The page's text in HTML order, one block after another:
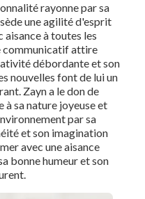
rayonne par sa
une agilité d'esprit
à toutes les
communicatif attire
débordante et son
nouvelles font de lui un
Zayn a le don de
à sa nature joyeuse et
par sa
et son imagination
avec une aisance
bonne humeur et son